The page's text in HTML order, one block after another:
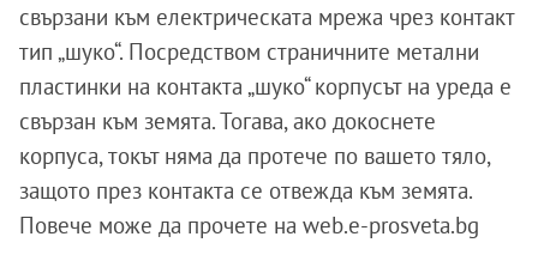
свързани към електрическата мрежа чрез контакт
тип „шуко“. Посредством страничните метални
пластинки на контакта „шуко“ корпусът на уреда е
свързан към земята. Тогава, ако докоснете
корпуса, токът няма да протече по вашето тяло,
защото през контакта се отвежда към земята.
Повече може да прочете на web.e-prosveta.bg